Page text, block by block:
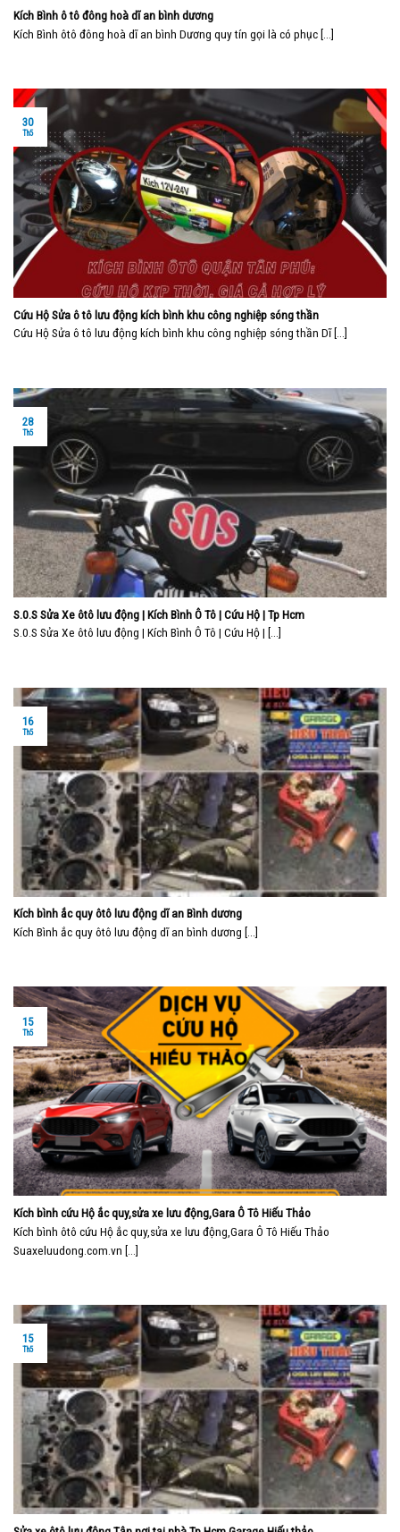
Kích Bình ô tô đông hoà dĩ an bình dương
Kích Bình ôtô đông hoà dĩ an bình Dương quy tín gọi là có phục [...]
Cứu Hộ Sửa ô tô lưu động kích bình khu công nghiệp sóng thần
Cứu Hộ Sửa ô tô lưu động kích bình khu công nghiệp sóng thần Dĩ [...]
30
Th5
S.0.S Sửa Xe ôtô lưu động | Kích Bình Ô Tô | Cứu Hộ | Tp Hcm
S.0.S Sửa Xe ôtô lưu động | Kích Bình Ô Tô | Cứu Hộ | [...]
28
Th5
Kích bình ắc quy ôtô lưu động dĩ an Bình dương
Kích Bình ắc quy ôtô lưu động dĩ an bình dương [...]
16
Th5
Kích bình cứu Hộ ắc quy,sửa xe lưu động,Gara Ô Tô Hiếu Thảo
Kích bình ôtô cứu Hộ ắc quy,sửa xe lưu động,Gara Ô Tô Hiếu Thảo
Suaxeluudong.com.vn [...]
15
Th5
15
Th5